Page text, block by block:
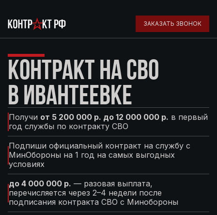
ЗАКАЗАТЬ ЗВОНОК
КОНТРАКТ НА СВО
В ИВАНТЕЕВКЕ
Получи от 5 200 000 р. до 12 000 000 р. в первый
год службы по контракту СВО
Подпиши официальный контракт на службу с
МинОбороны на 1 год на самых выгодных
условиях
до 4 000 000 р. — разовая выплата,
перечисляется через 2–4 недели после
подписания контракта СВО с Минобороны